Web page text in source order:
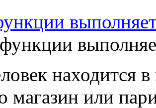
находится
магазин или